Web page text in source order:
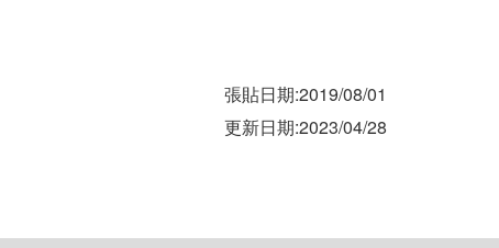
張貼日期:2019/08/01
更新日期:2023/04/28